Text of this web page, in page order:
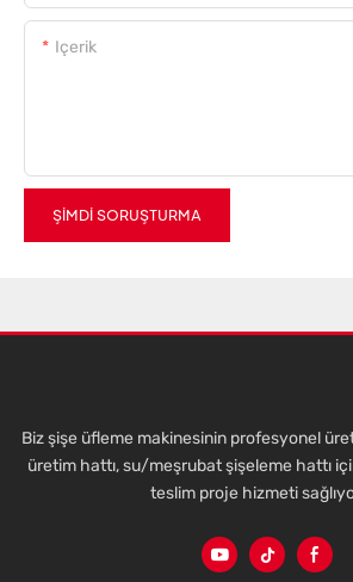
Içerik
ŞIMDI SORUŞTURMA
Biz şişe üfleme makinesinin profesyonel
üretim hattı, su/meşrubat şişeleme hattı
teslim proje hizmeti